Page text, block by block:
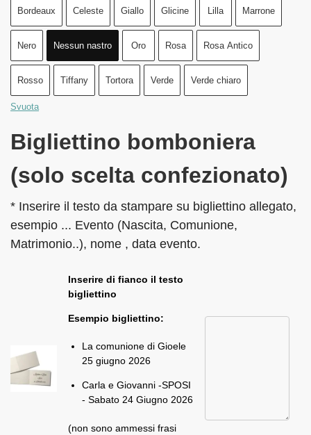
Bordeaux Celeste Giallo Glicine Lilla Marrone
Nero Nessun nastro Oro Rosa Rosa Antico
Rosso Tiffany Tortora Verde Verde chiaro
Svuota
Bigliettino bomboniera
(solo scelta confezionato)
* Inserire il testo da stampare su bigliettino allegato,
esempio ... Evento (Nascita, Comunione,
Matrimonio..), nome , data evento.
Inserire di fianco il testo
bigliettino
Esempio bigliettino:
La comunione di Gioele
25 giugno 2026
Carla e Giovanni -SPOSI
- Sabato 24 Giugno 2026
(non sono ammessi frasi